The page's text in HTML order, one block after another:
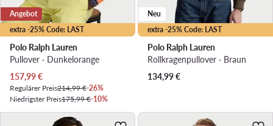
extra -25% Code: LAST
Angebot
Polo Ralph Lauren
Pullover · Dunkelorange
Aktueller Preis
157,99€
Regulärer Preis214,99 €-26%
Niedrigster Preis175,99 €-10%
extra -25% Code: LAST
Neu
Polo Ralph Lauren
Rollkragenpullover · Braun
134,99€